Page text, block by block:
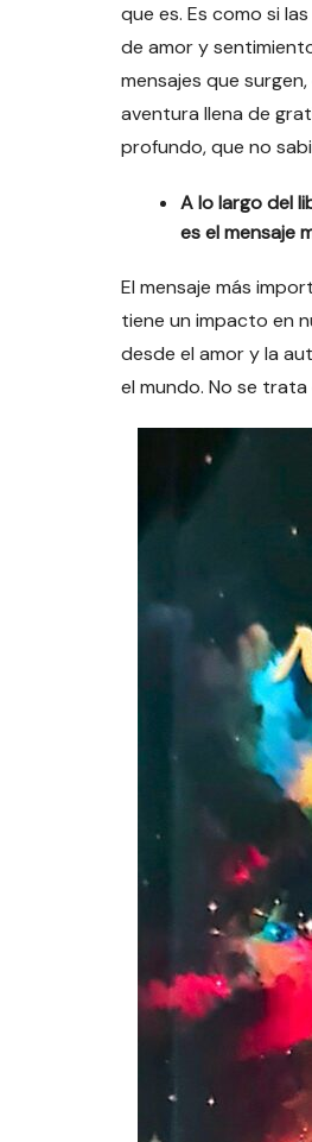
que es. Es como si
de amor y
mensajes que
aventura llena de
profundo, que no
A lo largo del
es el mensaje
El mensaje más
tiene un impacto en
desde el amor y la
el mundo. No se